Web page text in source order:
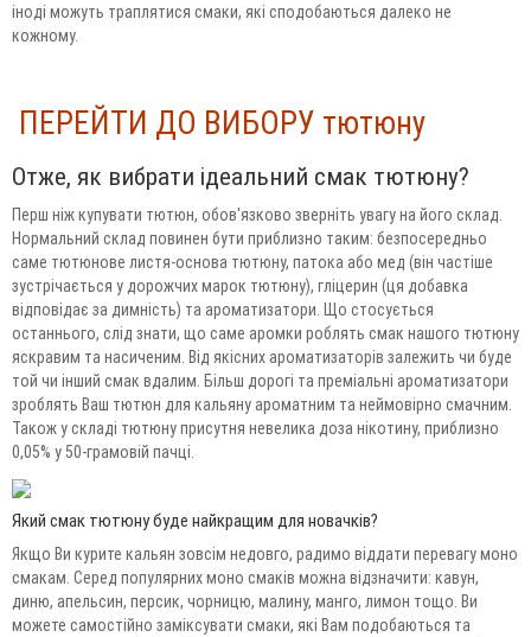
іноді можуть траплятися смаки, які сподобаються далеко не
кожному.
ПЕРЕЙТИ ДО ВИБОРУ тютюну
Отже, як вибрати ідеальний смак тютюну?
Перш ніж купувати тютюн, обов'язково зверніть увагу на його склад.
Нормальний склад повинен бути приблизно таким: безпосередньо
саме тютюнове листя-основа тютюну, патока або мед (він частіше
зустрічається у дорожчих марок тютюну), гліцерин (ця добавка
відповідає за димність) та ароматизатори. Що стосується
останнього, слід знати, що саме аромки роблять смак нашого тютюну
яскравим та насиченим. Від якісних ароматизаторів залежить чи буде
той чи інший смак вдалим. Більш дорогі та преміальні ароматизатори
зроблять Ваш тютюн для кальяну ароматним та неймовірно смачним.
Також у складі тютюну присутня невелика доза нікотину, приблизно
0,05% у 50-грамовій пачці.
Який смак тютюну буде найкращим для новачків?
Якщо Ви курите кальян зовсім недовго, радимо віддати перевагу моно
смакам. Серед популярних моно смаків можна відзначити: кавун,
диню, апельсин, персик, чорницю, малину, манго, лимон тощо. Ви
можете самостійно заміксувати смаки, які Вам подобаються та